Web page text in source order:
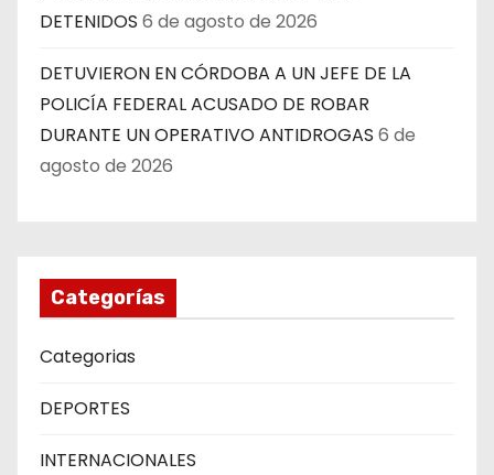
DETENIDOS 6 de agosto de 2026
DETUVIERON EN CÓRDOBA A UN JEFE DE LA
POLICÍA FEDERAL ACUSADO DE ROBAR
DURANTE UN OPERATIVO ANTIDROGAS 6 de
agosto de 2026
Categorías
Categorias
DEPORTES
INTERNACIONALES